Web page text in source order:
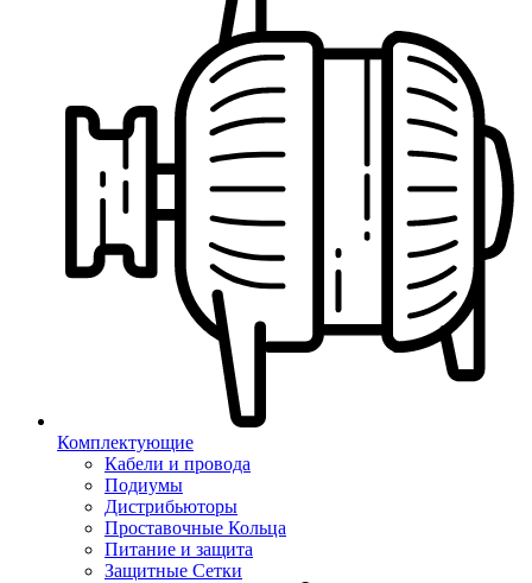
Комплектующие
Кабели и провода
Подиумы
Дистрибьюторы
Проставочные Кольца
Питание и защита
Защитные Сетки